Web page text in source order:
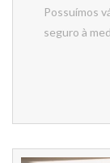
Possuímos
seguro à